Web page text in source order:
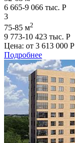
6 665-9 066 тыс. Р
3
75-85 м2
9 773-10 423 тыс. Р
Цена: от 3 613 000 Р
Подробнее